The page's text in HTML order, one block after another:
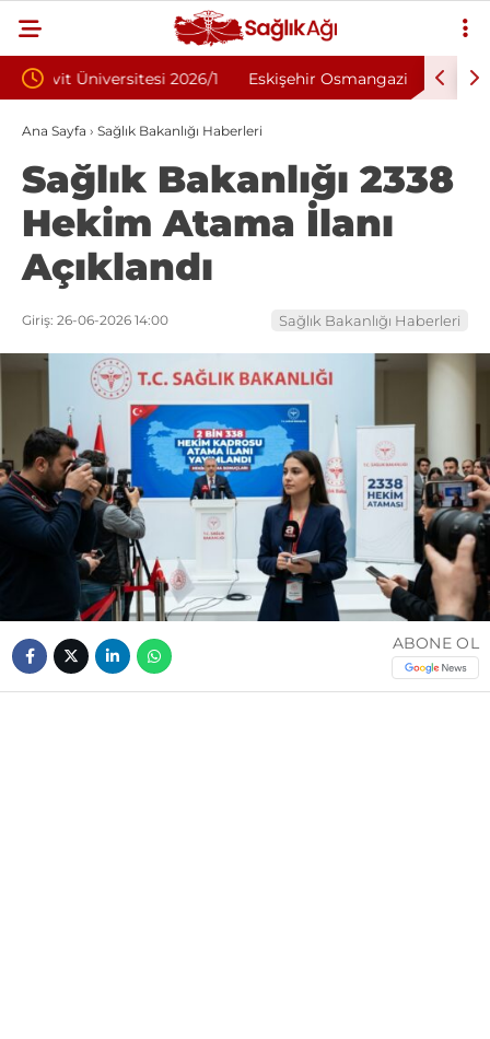
1 Eskişehir Osmangazi Üniversitesi 2026
Sözleşmeli Personel Alımı İlanı: 203 Kişi
Aranıyor
İnönü
Ana Sayfa › Sağlık Bakanlığı Haberleri
Sağlık Bakanlığı 2338
Hekim Atama İlanı
Açıklandı
Giriş: 26-06-2026 14:00 Sağlık Bakanlığı Haberleri
ABONE OL